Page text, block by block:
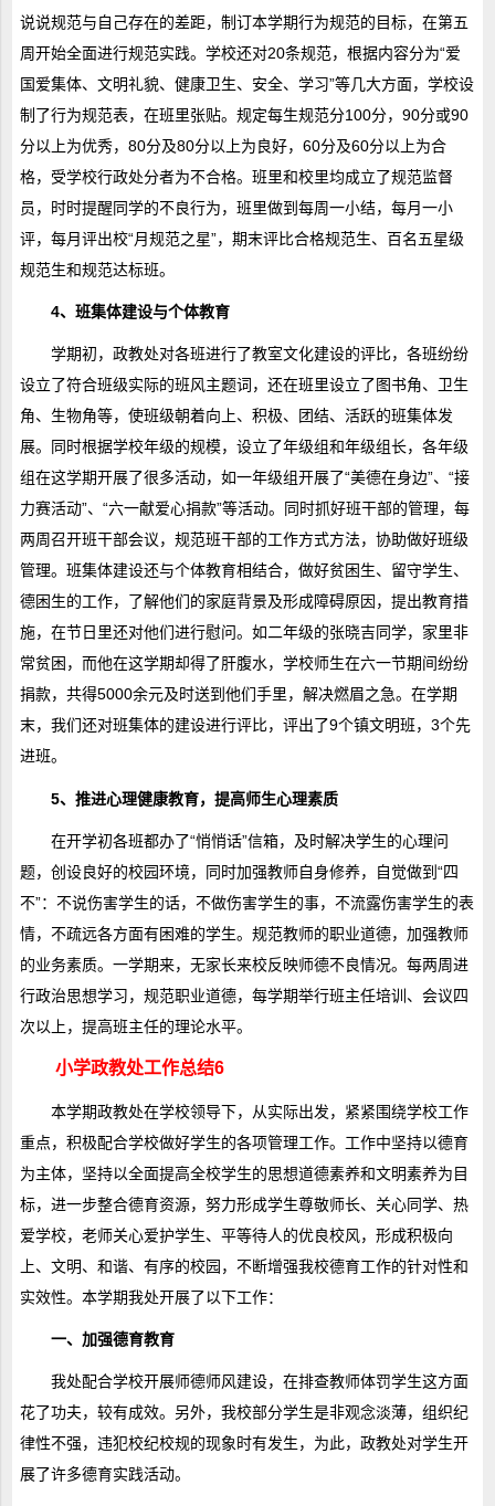
说说规范与自己存在的差距，制订本学期行为规范的目标，在第五
周开始全面进行规范实践。学校还对20条规范，根据内容分为“爱
国爱集体、文明礼貌、健康卫生、安全、学习”等几大方面，学校设
制了行为规范表，在班里张贴。规定每生规范分100分，90分或90
分以上为优秀，80分及80分以上为良好，60分及60分以上为合
格，受学校行政处分者为不合格。班里和校里均成立了规范监督
员，时时提醒同学的不良行为，班里做到每周一小结，每月一小
评，每月评出校“月规范之星”，期末评比合格规范生、百名五星级
规范生和规范达标班。
4、班集体建设与个体教育
学期初，政教处对各班进行了教室文化建设的评比，各班纷纷
设立了符合班级实际的班风主题词，还在班里设立了图书角、卫生
角、生物角等，使班级朝着向上、积极、团结、活跃的班集体发
展。同时根据学校年级的规模，设立了年级组和年级组长，各年级
组在这学期开展了很多活动，如一年级组开展了“美德在身边”、“接
力赛活动”、“六一献爱心捐款”等活动。同时抓好班干部的管理，每
两周召开班干部会议，规范班干部的工作方式方法，协助做好班级
管理。班集体建设还与个体教育相结合，做好贫困生、留守学生、
德困生的工作，了解他们的家庭背景及形成障碍原因，提出教育措
施，在节日里还对他们进行慰问。如二年级的张晓吉同学，家里非
常贫困，而他在这学期却得了肝腹水，学校师生在六一节期间纷纷
捐款，共得5000余元及时送到他们手里，解决燃眉之急。在学期
末，我们还对班集体的建设进行评比，评出了9个镇文明班，3个先
进班。
5、推进心理健康教育，提高师生心理素质
在开学初各班都办了“悄悄话”信箱，及时解决学生的心理问
题，创设良好的校园环境，同时加强教师自身修养，自觉做到“四
不”：不说伤害学生的话，不做伤害学生的事，不流露伤害学生的表
情，不疏远各方面有困难的学生。规范教师的职业道德，加强教师
的业务素质。一学期来，无家长来校反映师德不良情况。每两周进
行政治思想学习，规范职业道德，每学期举行班主任培训、会议四
次以上，提高班主任的理论水平。
小学政教处工作总结6
本学期政教处在学校领导下，从实际出发，紧紧围绕学校工作
重点，积极配合学校做好学生的各项管理工作。工作中坚持以德育
为主体，坚持以全面提高全校学生的思想道德素养和文明素养为目
标，进一步整合德育资源，努力形成学生尊敬师长、关心同学、热
爱学校，老师关心爱护学生、平等待人的优良校风，形成积极向
上、文明、和谐、有序的校园，不断增强我校德育工作的针对性和
实效性。本学期我处开展了以下工作：
一、加强德育教育
我处配合学校开展师德师风建设，在排查教师体罚学生这方面
花了功夫，较有成效。另外，我校部分学生是非观念淡薄，组织纪
律性不强，违犯校纪校规的现象时有发生，为此，政教处对学生开
展了许多德育实践活动。